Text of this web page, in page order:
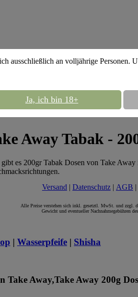
Away Tabak -
es 200gr Tabak Dosen von Take
Versand | Datenschutz | AGB |
Alle Preise verstehen sich inkl. gesetztl. MwSt. und zzgl.
Gewicht und eventueller Nachnahmegebühren
| Wasserpfeife | Shisha
Take Away,Take Away 200g
ausschließlich an volljährige Personen.
Ja, ich bin 18+